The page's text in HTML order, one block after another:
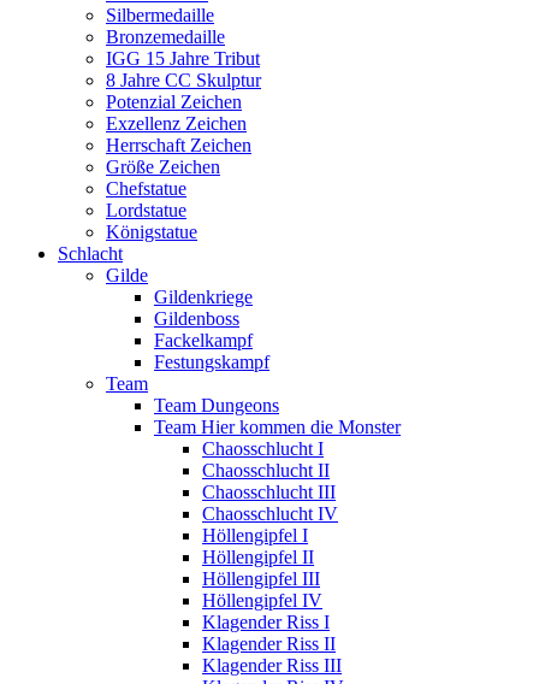
Silbermedaille
Bronzemedaille
IGG 15 Jahre Tribut
8 Jahre CC Skulptur
Potenzial Zeichen
Exzellenz Zeichen
Herrschaft Zeichen
Größe Zeichen
Chefstatue
Lordstatue
Königstatue
Schlacht
Gilde
Gildenkriege
Gildenboss
Fackelkampf
Festungskampf
Team
Team Dungeons
Team Hier kommen die Monster
Chaosschlucht I
Chaosschlucht II
Chaosschlucht III
Chaosschlucht IV
Höllengipfel I
Höllengipfel II
Höllengipfel III
Höllengipfel IV
Klagender Riss I
Klagender Riss II
Klagender Riss III